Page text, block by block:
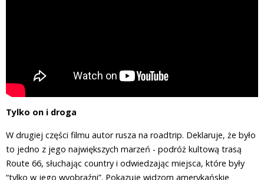
Tylko on i droga
W drugiej części filmu autor rusza na roadtrip. Deklaruje, że było
to jedno z jego największych marzeń - podróż kultową trasą
Route 66, słuchając country i odwiedzając miejsca, które były
“tylko w jego wyobraźni”. Pokazuje widzom amerykańskie